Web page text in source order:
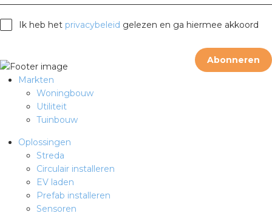
groothandels
Ik heb het privacybeleid gelezen en ga hiermee akkoord
Abonneren
Markten
Woningbouw
Utiliteit
Tuinbouw
Oplossingen
Streda
Circulair installeren
EV laden
Prefab installeren
Sensoren